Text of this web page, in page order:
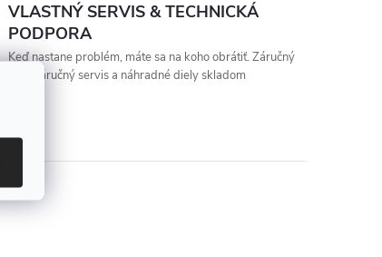
VLASTNÝ SERVIS & TECHNICKÁ
PODPORA
Keď nastane problém, máte sa na koho obrátiť. Záručný
aj pozáručný servis a náhradné diely skladom